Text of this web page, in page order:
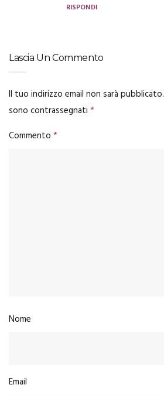
RISPONDI
Lascia Un Commento
Il tuo indirizzo email non sarà pubblicato.
sono contrassegnati *
Commento *
Nome
Email